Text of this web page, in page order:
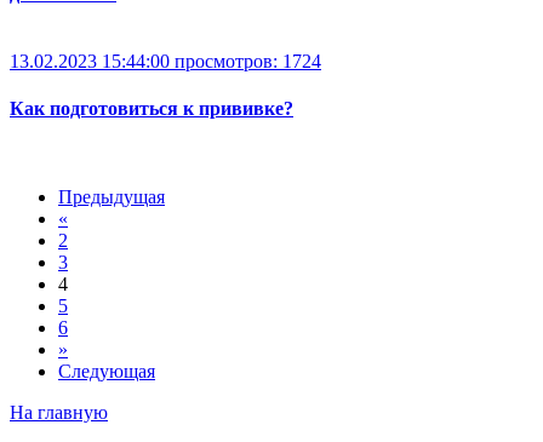
13.02.2023 15:44:00 просмотров: 1724
Как подготовиться к прививке?
Предыдущая
«
2
3
4
5
6
»
Следующая
На главную